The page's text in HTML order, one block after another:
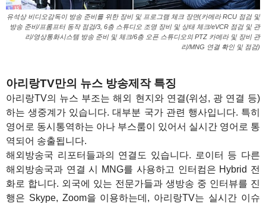
유석상 비디오감독이 방송 준비를 위한 장비 및 프로그램 체크 장면(카메라 RCU 점검 및
방송 준비/프롬프터 동작 점검/3, 6층 스튜디오 조명 장비 및 상태 체크/eVCR 점검 및 관
리/영상통화시스템 방송 준비 및 체크/6층 오픈 스튜디오의 PTZ 카메라 및 장비 관
리/MNG 연결 확인 및 점검)
아리랑TV만의 뉴스 방송제작 특징
아리랑TV의 뉴스 부조는 해외 현지와 연결(위성, 광 연결 등)
하는 생중계가 있습니다. 대부분 국가 관련 행사입니다. 특히
영어로 동시통역하는 아나 부스룸이 있어서 실시간 영어로 통
역되어 송출됩니다.
해외방송국 리포터들과의 연결도 있습니다. 로이터 등 다른
해외방송국과 연결 시 MNG를 사용하고 인터컴은 Hybrid 전
화로 합니다. 외국에 있는 전문가들과 생방송 중 인터뷰를 진
행은 Skype, Zoom을 이용하는데, 아리랑TV는 실시간 이슈